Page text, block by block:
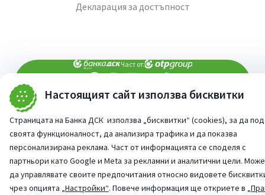
Настоящият сайт използва бисквитки
Страницата на Банка ДСК използва „бисквитки“ (cookies), за да
своята функционалност, да анализира трафика и да показва
персонализирана реклама. Част от информацията се споделя с
партньори като Google и Meta за рекламни и аналитични цели.
да управлявате своите предпочитания относно видовете
чрез опцията „Настройки“. Повече информация ще откриете в
Декларация за достъпност
Част от:
При въпроси - попитай AI асистента ни
©2026 Всички права запазени